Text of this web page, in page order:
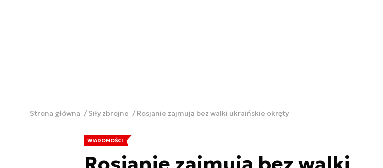
Strona główna Siły zbrojne Rosjanie zajmują bez walki ukraińskie okręty
WIADOMOŚCI